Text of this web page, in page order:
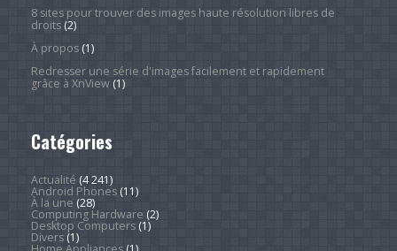
8 sites pour trouver des images haute résolution libres de
droits(2)
À propos(1)
Redresser une série d'images facilement et rapidement
grâce à XnView(1)
Catégories
Actualité (4 241)
Android Phones(11)
À la une (28)
Computing Hardware (2)
Desktop Computers(1)
Divers(1)